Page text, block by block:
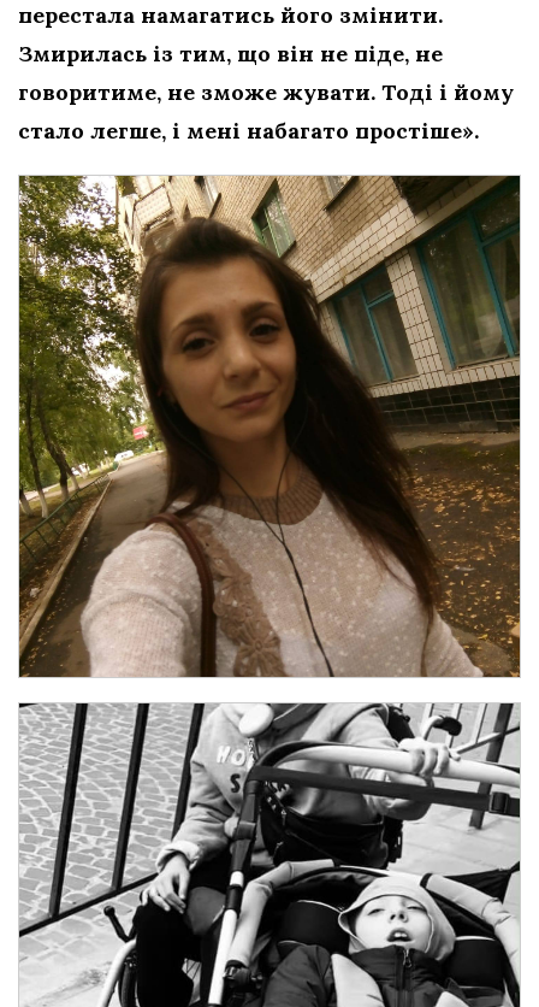
перестала намагатись його змінити.
Змирилась із тим, що він не піде, не
говоритиме, не зможе жувати. Тоді і йому
стало легше, і мені набагато простіше».